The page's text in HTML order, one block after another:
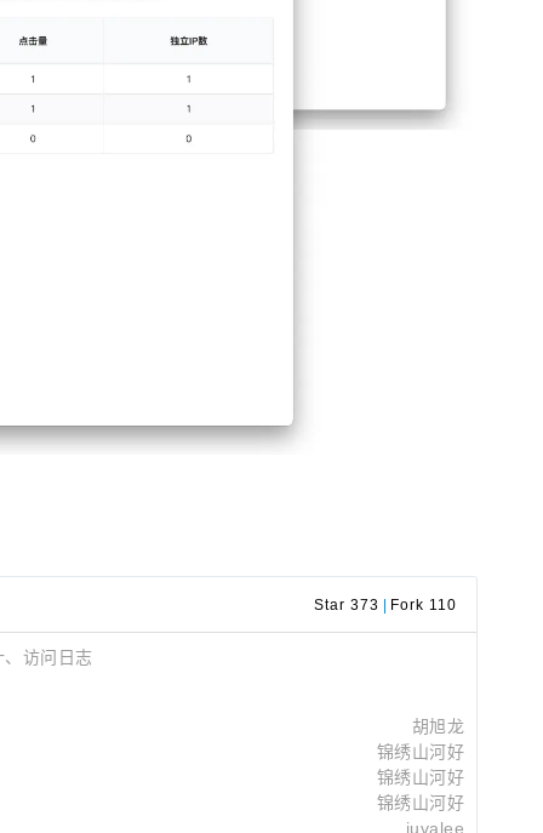
Star 373 Fork 110
访问日志
胡旭龙
锦绣山河好
锦绣山河好
锦绣山河好
juvalee